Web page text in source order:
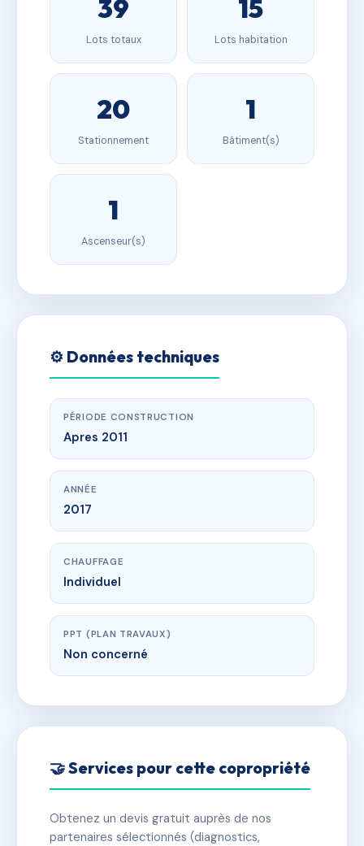
39
Lots totaux
15
Lots habitation
20
Stationnement
1
Bâtiment(s)
1
Ascenseur(s)
⚙️ Données techniques
PÉRIODE CONSTRUCTION
Apres 2011
ANNÉE
2017
CHAUFFAGE
Individuel
PPT (PLAN TRAVAUX)
Non concerné
🤝 Services pour cette copropriété
Obtenez un devis gratuit auprès de nos
partenaires sélectionnés (diagnostics,